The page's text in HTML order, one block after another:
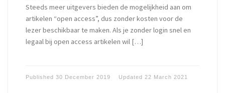
Steeds meer uitgevers bieden de mogelijkheid aan om
artikelen “open access”, dus zonder kosten voor de
lezer beschikbaar te maken. Als je zonder login snel en
legaal bij open access artikelen wil […]
Published 30 December 2019 Updated 22 March 2021